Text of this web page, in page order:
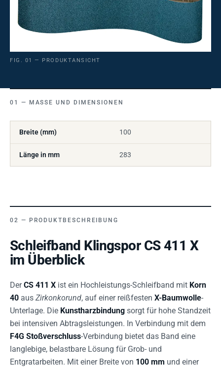
FIG. 01 — PRODUKTANSICHT
MASSE UND DIMENSIONEN
Breite (mm) 100
Länge in mm 283
PRODUKTBESCHREIBUNG
Schleifband Klingspor CS 411 X
im Überblick
DerCS 411 X ist ein Hochleistungs-Schleifband mit Korn
40 aus Zirkonkorund, auf einer reißfesten X-Baumwolle-
Unterlage. Die Kunstharzbindung sorgt für hohe Standzeit
bei intensiven Abtragsleistungen. In Verbindung mit dem
F4G Stoßverschluss-Verbindung bietet das Band eine
langlebige, belastbare Lösung für Grob- und
Entgratarbeiten. Mit einer Breite von 100 mm und einer